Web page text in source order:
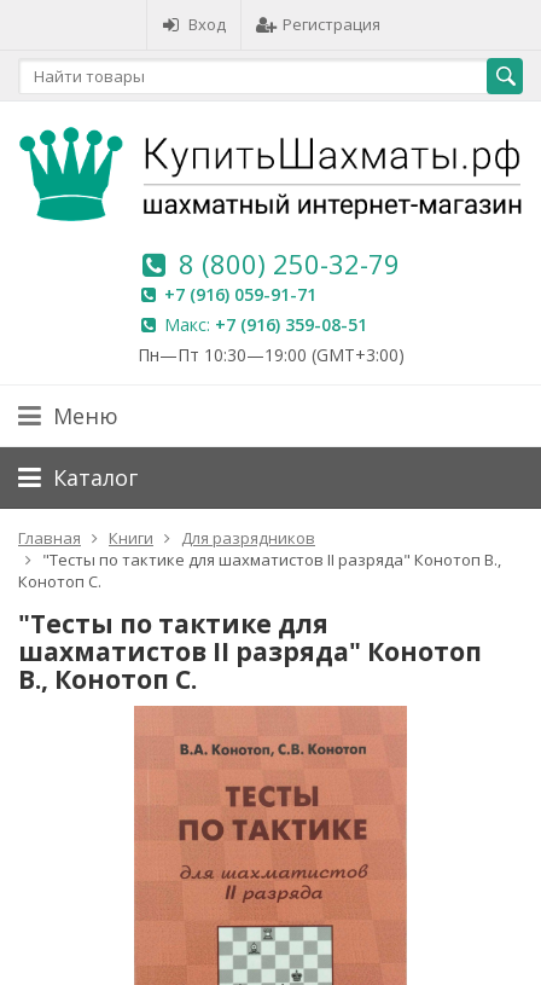
Вход Регистрация
8 (800) 250-32-79
+7 (916) 059-91-71
Макс: +7 (916) 359-08-51
Пн—Пт 10:30—19:00 (GMT+3:00)
Меню
Каталог
Главная Книги
Для разрядников
"Тесты по тактике для шахматистов II разряда" Конотоп В.,
Конотоп С.
"Тесты по тактике для
шахматистов II разряда" Конотоп
В., Конотоп С.